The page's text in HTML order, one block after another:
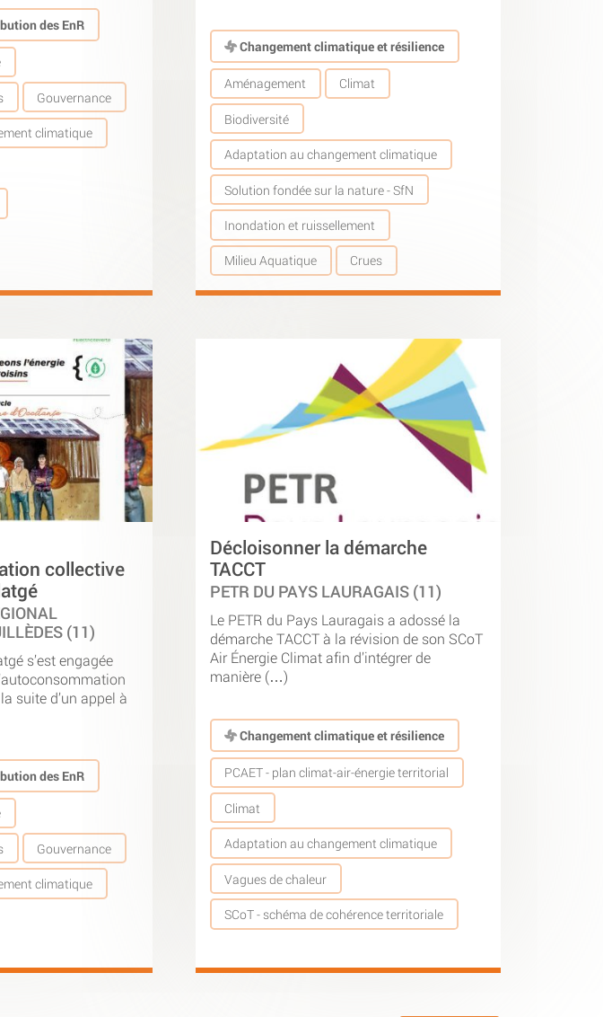
des EnR
Gouvernance
climatique
Changement climatique et résilience
Aménagement Climat
Biodiversité
Adaptation au changement climatique
Solution fondée sur la nature - SfN
Inondation et ruissellement
Milieu Aquatique Crues
collective
(11)
s’est engagée
suite d’un appel à
des EnR
Gouvernance
climatique
Décloisonner la démarche
TACCT
PETR DU PAYS LAURAGAIS (11)
Le PETR du Pays Lauragais a adossé la
démarche TACCT à la révision de son SCoT
Air Énergie Climat afin d’intégrer de
manière (…)
Changement climatique et résilience
PCAET - plan climat-air-énergie territorial
Climat
Adaptation au changement climatique
Vagues de chaleur
SCoT - schéma de cohérence territoriale